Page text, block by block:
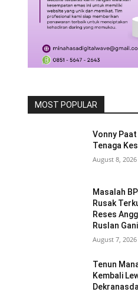
MOST POPULAR
Vonny
Tenaga
August 8, 2026
Masalah
Rusak
Reses
Ruslan Gani
August 7, 2026
Tenun
Kembali